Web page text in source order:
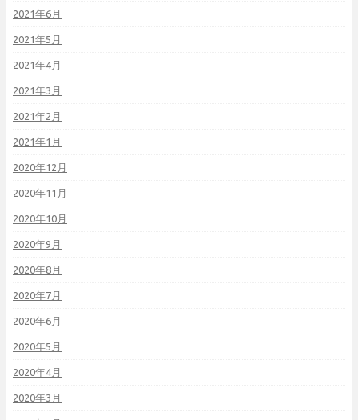
2021年6月
2021年5月
2021年4月
2021年3月
2021年2月
2021年1月
2020年12月
2020年11月
2020年10月
2020年9月
2020年8月
2020年7月
2020年6月
2020年5月
2020年4月
2020年3月